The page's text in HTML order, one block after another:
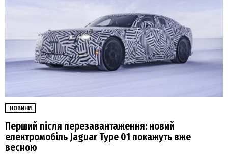
НОВИНИ
Перший після перезавантаження: новий
електромобіль Jaguar Type 01 покажуть вже
весною